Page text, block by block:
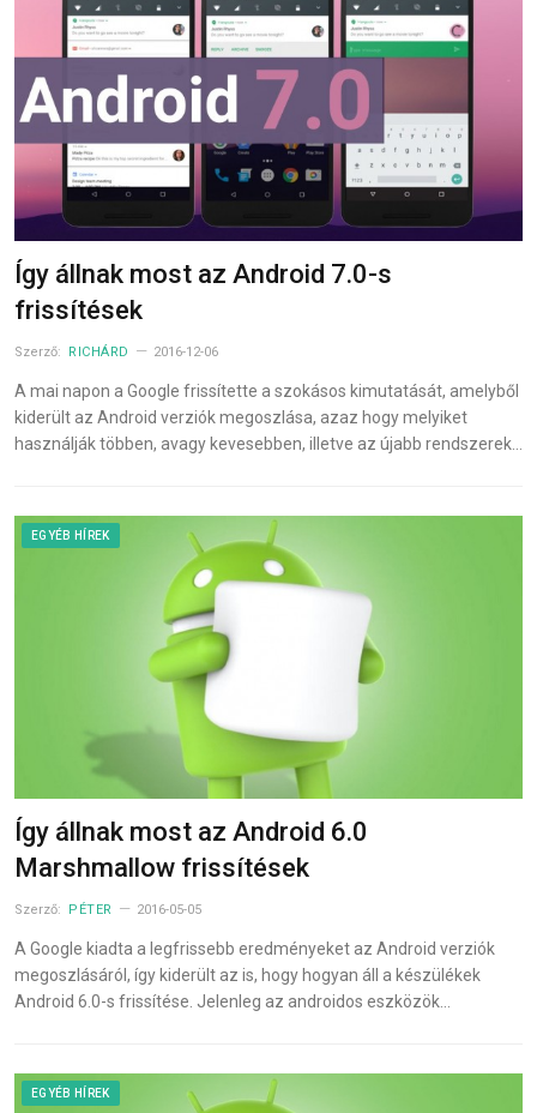
Így állnak most az Android 7.0-s
frissítések
Szerző: RICHÁRD 2016-12-06
A mai napon a Google frissítette a szokásos kimutatását, amelyből
kiderült az Android verziók megoszlása, azaz hogy melyiket
használják többen, avagy kevesebben, illetve az újabb rendszerek…
EGYÉB HÍREK
Így állnak most az Android 6.0
Marshmallow frissítések
Szerző: PÉTER 2016-05-05
A Google kiadta a legfrissebb eredményeket az Android verziók
megoszlásáról, így kiderült az is, hogy hogyan áll a készülékek
Android 6.0-s frissítése. Jelenleg az androidos eszközök…
EGYÉB HÍREK